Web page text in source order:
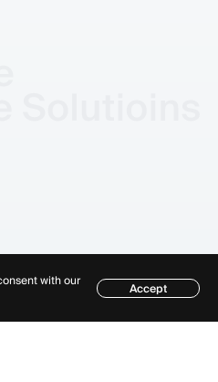
with our
Accept